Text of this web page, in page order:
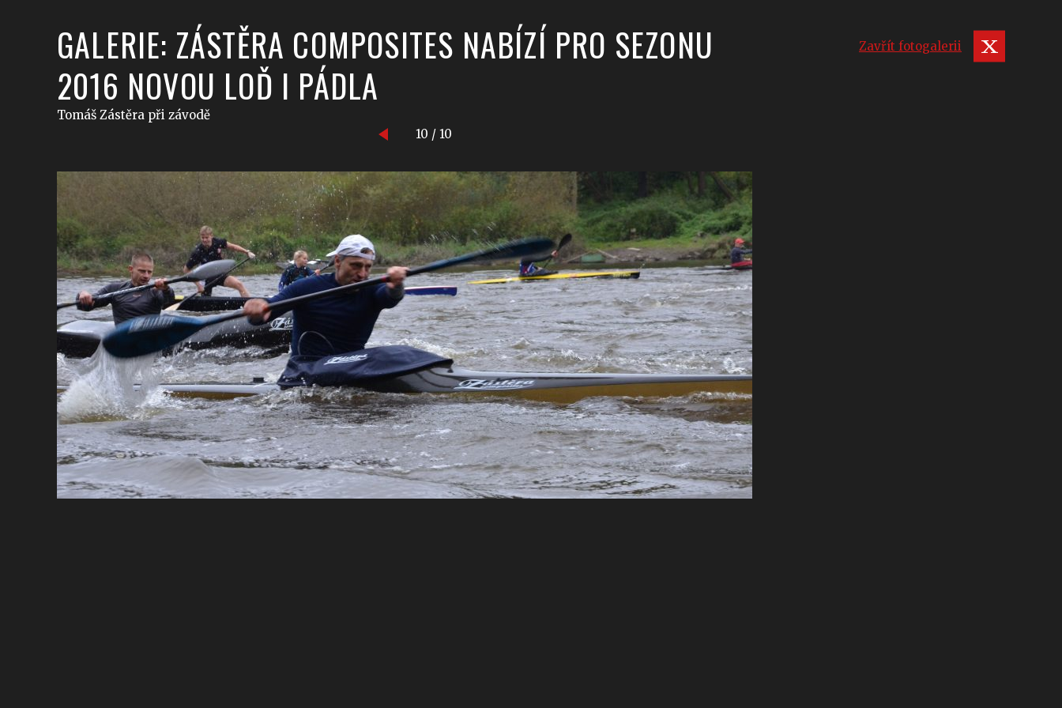
GALERIE: ZÁSTĚRA COMPOSITES NABÍZÍ PRO SEZONU
2016 NOVOU LOĎ I PÁDLA
Tomáš Zástěra při závodě
10 / 10
Zavřít fotogalerii